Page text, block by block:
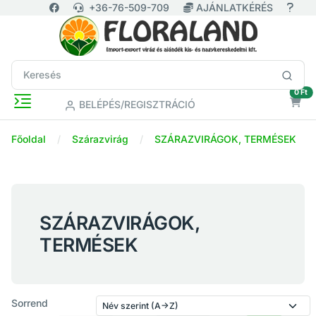
+36-76-509-709 AJÁNLATKÉRÉS
BELÉPÉS/REGISZTRÁCIÓ
0 Ft
Főoldal Szárazvirág SZÁRAZVIRÁGOK, TERMÉSEK
SZÁRAZVIRÁGOK,
TERMÉSEK
Sorrend